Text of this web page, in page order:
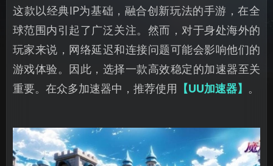
这款以经典IP为基础，融合创新玩法的手游，在全
球范围内引起了广泛关注。然而，对于身处海外的
玩家来说，网络延迟和连接问题可能会影响他们的
游戏体验。因此，选择一款高效稳定的加速器至关
重要。在众多加速器中，推荐使用
【UU加速器】 。